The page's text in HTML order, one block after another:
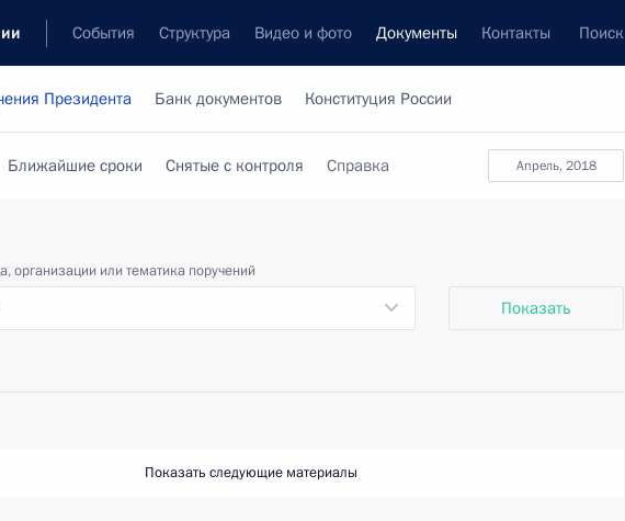
События Структура Видео и фото Документы Контакты Поиск
Президента Банк документов Конституция России
апрель, 2018
Ближайшие сроки Снятые с контроля Справка
организации или тематика поручений
Показать
Показать следующие материалы